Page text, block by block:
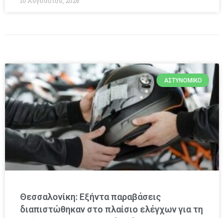
ΑΣΤΥΝΟΜΙΚΌ
Θεσσαλονίκη: Εξήντα παραβάσεις
διαπιστώθηκαν στο πλαίσιο ελέγχων για τη